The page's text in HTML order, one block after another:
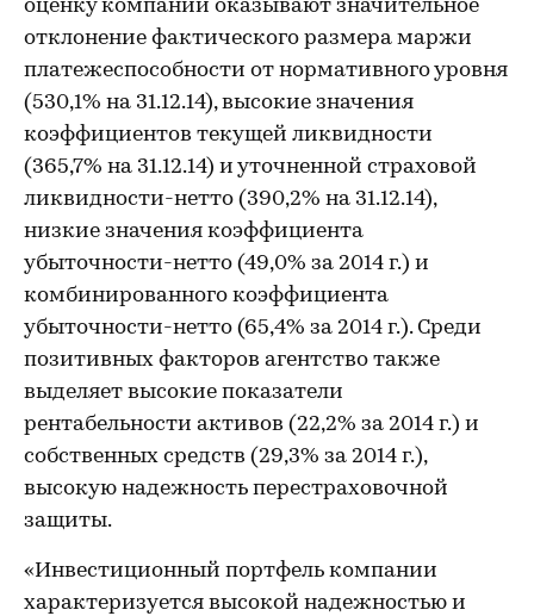
оценку компании оказывают значительное
отклонение фактического размера маржи
платежеспособности от нормативного уровня
(530,1% на 31.12.14), высокие значения
коэффициентов текущей ликвидности
(365,7% на 31.12.14) и уточненной страховой
ликвидности-нетто (390,2% на 31.12.14),
низкие значения коэффициента
убыточности-нетто (49,0% за 2014 г.) и
комбинированного коэффициента
убыточности-нетто (65,4% за 2014 г.). Среди
позитивных факторов агентство также
выделяет высокие показатели
рентабельности активов (22,2% за 2014 г.) и
собственных средств (29,3% за 2014 г.),
высокую надежность перестраховочной
защиты.
«Инвестиционный портфель компании
характеризуется высокой надежностью и